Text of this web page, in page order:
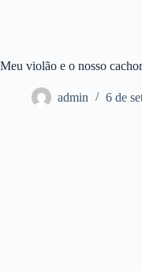
Meu violão e o nosso
admin 6 de